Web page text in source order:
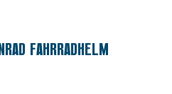
FAHRRADHELM